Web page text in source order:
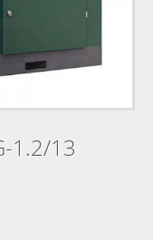
1.2/13